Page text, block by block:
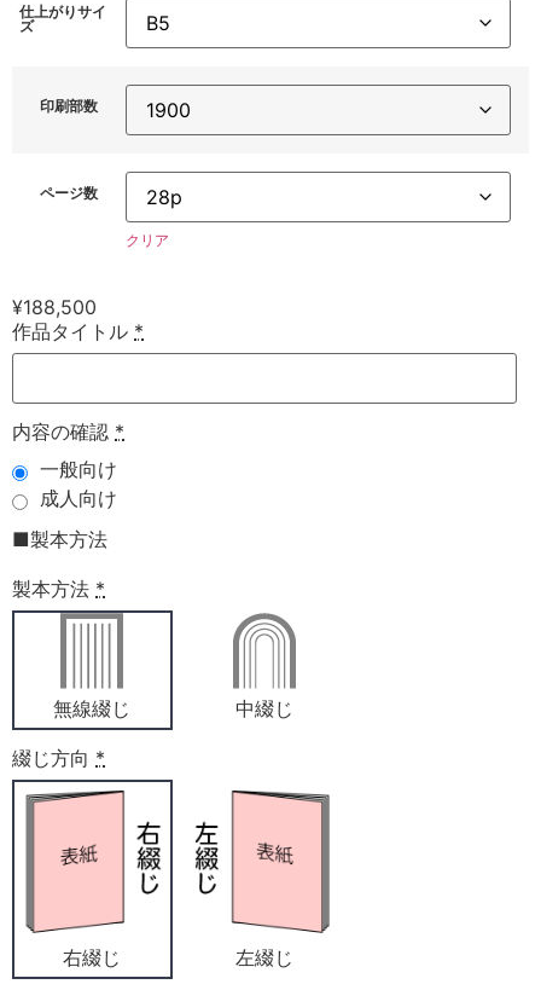
仕上がりサイ
ズ
印刷部数
ページ数
クリア
¥188,500
作品タイトル *
内容の確認 *
一般向け
成人向け
■製本方法
製本方法 *
無線綴じ 中綴じ
綴じ方向 *
右綴じ 左綴じ